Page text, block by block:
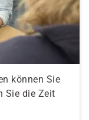
können Sie
Sie die Zeit